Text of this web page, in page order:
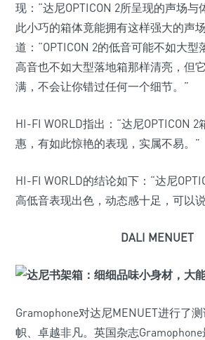
现：“达尼OPTICON 2所呈现的声场与
此小巧的箱体竟能拥有这样强大的声
道：“OPTICON 2的低音可能不如大型
高音也不如大型落地箱那样清亮，但
满，不会让你错过任何一个细节。”
HI-FI WORLD指出：“达尼OPTICON
惠，有如此惊艳的表现，实属不易。”
HI-FI WORLD的结论如下：“达尼
高低音表现出色，动态感十足，可以
DALI MENUET
Gramophone对达尼MENUET进行了
帜、卓越非凡。英国杂志